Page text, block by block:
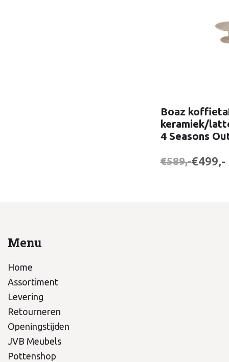
Boaz
keramiek/
4 Seasons
€589,-€499,-
Menu
Home
Assortiment
Levering
Retourneren
Openingstijden
JVB Meubels
Pottenshop